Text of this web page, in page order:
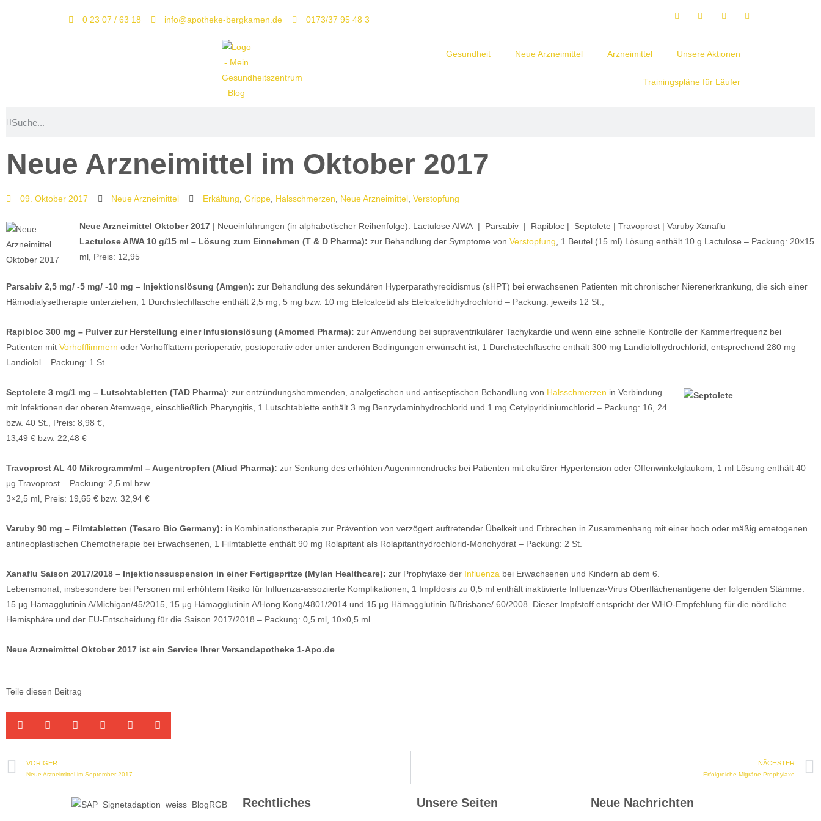
0 23 07 / 63 18 info@apotheke-bergkamen.de 0173/37 95 48 3
Gesundheit Neue Arzneimittel Arzneimittel Unsere Aktionen
Trainingspläne für Läufer
Neue Arzneimittel im Oktober 2017
09. Oktober 2017 Neue Arzneimittel Erkältung Grippe, Halsschmerzen Neue Arzneimittel, Verstopfung
Neue Arzneimittel Oktober 2017 | Neueinführungen (in alphabetischer Reihenfolge): Lactulose AIWA | Parsabiv | Rapibloc | Septolete | Travoprost | Varuby Xanaflu
Lactulose AIWA 10 g/15 ml – Lösung zum Einnehmen (T & D Pharma): zur Behandlung der Symptome von Verstopfung , 1 Beutel (15 ml) Lösung enthält 10 g Lactulose – Packung: 20×15
ml, Preis: 12,95
Parsabiv 2,5 mg/ -5 mg/ -10 mg – Injektionslösung (Amgen): zur Behandlung des sekundären Hyperparathyreoidismus (sHPT) bei erwachsenen Patienten mit chronischer Nierenerkrankung, die sich einer
Hämodialysetherapie unterziehen, 1 Durchstechflasche enthält 2,5 mg, 5 mg bzw. 10 mg Etelcalcetid als Etelcalcetidhydrochlorid – Packung: jeweils 12 St.,
Rapibloc 300 mg – Pulver zur Herstellung einer Infusionslösung (Amomed Pharma): zur Anwendung bei supraventrikulärer Tachykardie und wenn eine schnelle Kontrolle der Kammerfrequenz bei
Patienten mit Vorhofflimmern oder Vorhofflattern perioperativ, postoperativ oder unter anderen Bedingungen erwünscht ist, 1 Durchstechflasche enthält 300 mg Landiololhydrochlorid, entsprechend 280 mg
Landiolol – Packung: 1 St.
Septolete 3 mg/1 mg – Lutschtabletten (TAD Pharma): zur entzündungshemmenden, analgetischen und antiseptischen Behandlung von Halsschmerzen in Verbindung
mit Infektionen der oberen Atemwege, einschließlich Pharyngitis, 1 Lutschtablette enthält 3 mg Benzydaminhydrochlorid und 1 mg Cetylpyridiniumchlorid – Packung: 16, 24
bzw. 40 St., Preis: 8,98 €,
13,49 € bzw. 22,48 €
Travoprost AL 40 Mikrogramm/ml – Augentropfen (Aliud Pharma): zur Senkung des erhöhten Augeninnendrucks bei Patienten mit okulärer Hypertension oder Offenwinkelglaukom, 1 ml Lösung enthält 40
μg Travoprost – Packung: 2,5 ml bzw.
3×2,5 ml, Preis: 19,65 € bzw. 32,94 €
Varuby 90 mg – Filmtabletten (Tesaro Bio Germany): in Kombinationstherapie zur Prävention von verzögert auftretender Übelkeit und Erbrechen in Zusammenhang mit einer hoch oder mäßig emetogenen
antineoplastischen Chemotherapie bei Erwachsenen, 1 Filmtablette enthält 90 mg Rolapitant als Rolapitanthydrochlorid-Monohydrat – Packung: 2 St.
Xanaflu Saison 2017/2018 – Injektionssuspension in einer Fertigspritze (Mylan Healthcare): zur Prophylaxe der Influenza bei Erwachsenen und Kindern ab dem 6.
Lebensmonat, insbesondere bei Personen mit erhöhtem Risiko für Influenza-assoziierte Komplikationen, 1 Impfdosis zu 0,5 ml enthält inaktivierte Influenza-Virus Oberflächenantigene der folgenden Stämme:
15 μg Hämagglutinin A/Michigan/45/2015, 15 μg Hämagglutinin A/Hong Kong/4801/2014 und 15 μg Hämagglutinin B/Brisbane/ 60/2008. Dieser Impfstoff entspricht der WHO-Empfehlung für die nördliche
Hemisphäre und der EU-Entscheidung für die Saison 2017/2018 – Packung: 0,5 ml, 10×0,5 ml
Neue Arzneimittel Oktober 2017 ist ein Service Ihrer Versandapotheke 1-Apo.de
Teile diesen Beitrag
VORIGER
Neue Arzneimittel im September 2017
NÄCHSTER
Erfolgreiche Migräne-Prophylaxe
Rechtliches Unsere Seiten Neue Nachrichten